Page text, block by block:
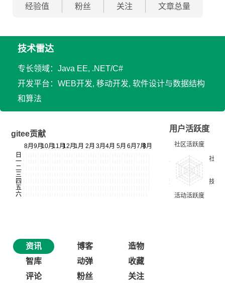
经验值 粉丝 关注 文章总量
技术雷达
专长领域：Java EE, .NET/C#
开发平台：WEB开发, 移动开发, 软件设计与数据结构
和算法
gitee贡献
用户活跃度
资讯 博客
造物
智库
动弹
收藏
评论
粉丝 关注